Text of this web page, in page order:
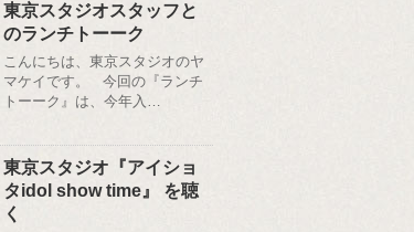
東京スタジオスタッフと
のランチトーーク
こんにちは、東京スタジオのヤ
マケイです。 今回の『ランチ
トーーク』は、今年入…
東京スタジオ『アイショ
タidol show time』 を聴
く